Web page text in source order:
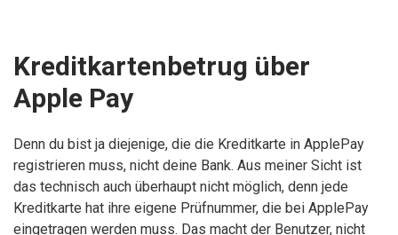
Kreditkartenbetrug über
Apple Pay
Denn du bist ja diejenige, die die Kreditkarte in ApplePay
registrieren muss, nicht deine Bank. Aus meiner Sicht ist
das technisch auch überhaupt nicht möglich, denn jede
Kreditkarte hat ihre eigene Prüfnummer, die bei ApplePay
eingetragen werden muss. Das macht der Benutzer, nicht